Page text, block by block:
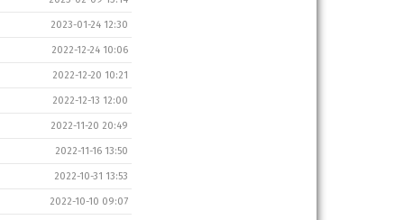
2023-01-24 12:30
2022-12-24 10:06
2022-12-20 10:21
2022-12-13 12:00
2022-11-20 20:49
2022-11-16 13:50
2022-10-31 13:53
2022-10-10 09:07